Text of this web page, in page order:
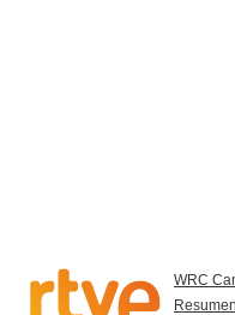
WRC
Resumen